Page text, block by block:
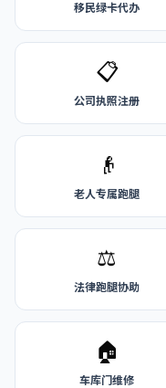
移民绿卡代办
📋
公司执照注册
👴
老人专属跑腿
⚖️
法律跑腿协助
🏠
车库门维修